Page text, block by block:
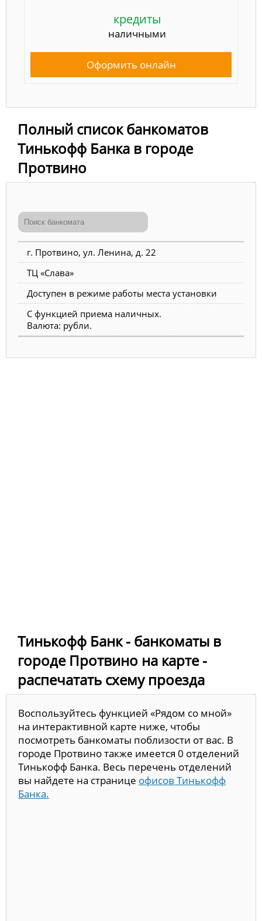
кредиты
наличными
Оформить онлайн
Полный список банкоматов
Тинькофф Банка в городе
Протвино
г. Протвино, ул. Ленина, д. 22
ТЦ «Слава»
Доступен в режиме работы места установки
С функцией приема наличных.
Валюта: рубли.
Тинькофф Банк - банкоматы в
городе Протвино на карте -
распечатать схему проезда
Воспользуйтесь функцией «Рядом со мной»
на интерактивной карте ниже, чтобы
посмотреть банкоматы поблизости от вас. В
городе Протвино также имеется 0 отделений
Тинькофф Банка. Весь перечень отделений
вы найдете на странице офисов Тинькофф
Банка.